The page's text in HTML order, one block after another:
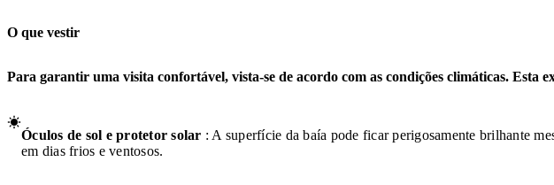
O que vestir
Para garantir uma visita confortável, vista-se de acordo com as condições climáticas. Esta
Óculos de sol e protetor solar : A superfície da baía pode ficar perigosamente brilhante
em dias frios e ventosos.